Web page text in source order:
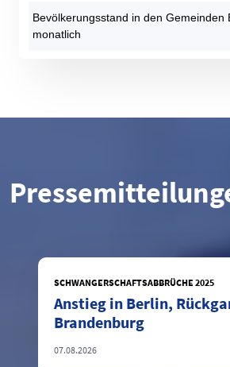
Bevölkerungsstand in den Gemeinden
monatlich
SCHWANGERSCHAFTSABBRÜCHE 2025
Anstieg in Berlin,
Brandenburg
07.08.2026